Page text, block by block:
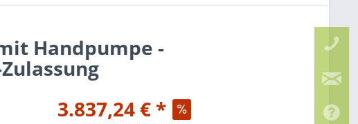
Handpumpe -
3.837,24 € *